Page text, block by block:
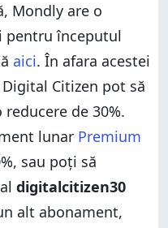
cât de mult te costă?
să înveți o limbă
sau cum înveți o
Mondly are o
pentru începutul
aici. În afara acestei
Citizen pot să
de 30%.
lunar Premium
sau poți să
digitalcitizen30
alt abonament,